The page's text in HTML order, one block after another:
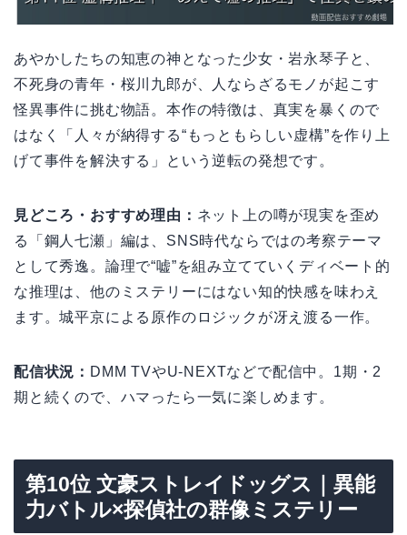
あやかしたちの知恵の神となった少女・岩永琴子と、
不死身の青年・桜川九郎が、人ならざるモノが起こす
怪異事件に挑む物語。本作の特徴は、真実を暴くので
はなく「人々が納得する“もっともらしい虚構”を作り上
げて事件を解決する」という逆転の発想です。
見どころ・おすすめ理由： ネット上の噂が現実を歪め
る「鋼人七瀬」編は、SNS時代ならではの考察テーマ
として秀逸。論理で“嘘”を組み立てていくディベート的
な推理は、他のミステリーにはない知的快感を味わえ
ます。城平京による原作のロジックが冴え渡る一作。
配信状況： DMM TVやU-NEXTなどで配信中。1期・2
期と続くので、ハマったら一気に楽しめます。
第10位 文豪ストレイドッグス｜異能
力バトル×探偵社の群像ミステリー